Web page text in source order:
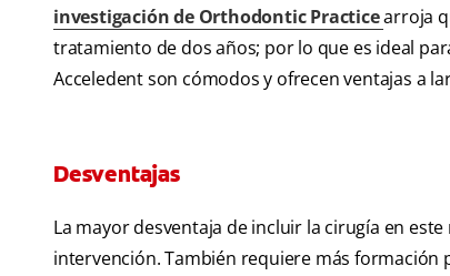
investigación de Orthodontic Practicearroja
tratamiento de dos años; por lo que es ideal
Acceledent son cómodos y ofrecen ventajas a
Desventajas
La mayor desventaja de incluir la cirugía en
intervención. También requiere más formación